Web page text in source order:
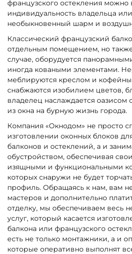
французского остекления можно
индивидуальность владельца
необыкновенный шарм и
Классический французский
отдельным помещением, но
случае, оборудуется
иногда коваными элементами.
меблируются креслом и
снабжаются изобилием цветов,
владелец наслаждается оазисом
из окна на бурную жизнь города.
Компания «Окнодом» не просто
изготовлении оконных блоков
балконов и остеклений, а и
обустройством, обеспечивая
изящными и функциональными
которых снаружи не будет
профиль. Обращаясь к нам, вам
мастеров и дополнительно
отделку, мы обеспечиваем весь
услуг, который касается
балкона или французского
есть не только монтажники, а и
которые оперативно выполнят